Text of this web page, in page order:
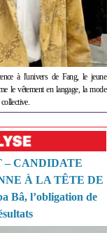
à l'univers de Fang, le jeune
le vêtement en langage, la mode
– CANDIDATE
À LA TÊTE DE
Bâ, l’obligation de